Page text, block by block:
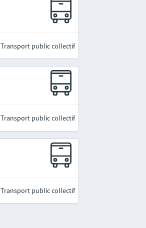
Transport public collectif
Transport public collectif
Transport public collectif